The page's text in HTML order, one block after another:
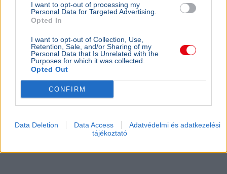
I want to opt-out of processing my
Personal Data for Targeted Advertising.
Opted In
I want to opt-out of Collection, Use,
Retention, Sale, and/or Sharing of my
Personal Data that Is Unrelated with the
Purposes for which it was collected.
Opted Out
CONFIRM
Data Deletion Data Access
Adatvédelmi és adatkezelési
tájékoztató